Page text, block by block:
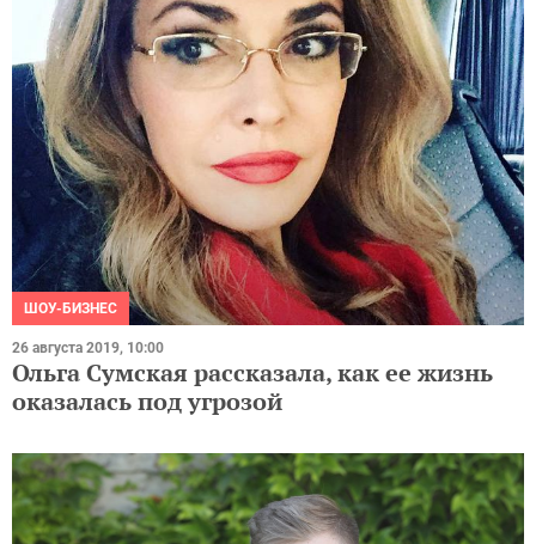
ШОУ-БИЗНЕС
26 августа 2019, 10:00
Ольга Сумская рассказала, как ее жизнь
оказалась под угрозой